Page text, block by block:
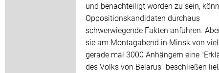
und benachteiligt worden zu sein,
Oppositionskandidaten durchaus
schwerwiegende Fakten anführen.
sie am Montagabend in Minsk von
gerade mal 3000 Anhängern eine
des Volks von Belarus" beschließen